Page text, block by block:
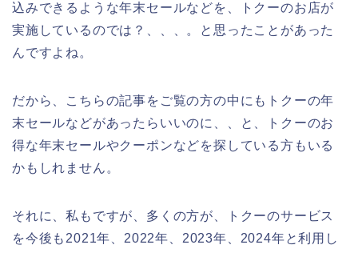
込みできるような年末セールなどを、トクーのお店が
実施しているのでは？、、、。と思ったことがあった
んですよね。
だから、こちらの記事をご覧の方の中にもトクーの年
末セールなどがあったらいいのに、、と、トクーのお
得な年末セールやクーポンなどを探している方もいる
かもしれません。
それに、私もですが、多くの方が、トクーのサービス
を今後も2021年、2022年、2023年、2024年と利用し